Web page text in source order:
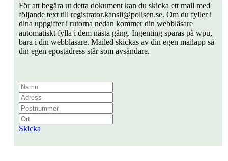
För att begära ut detta dokument kan du skicka ett mail med
följande text till registrator.kansli@polisen.se. Om du fyller i
dina uppgifter i rutorna nedan kommer din webbläsare
automatiskt fylla i dem nästa gång. Ingenting sparas på wpu,
bara i din webbläsare. Mailed skickas av din egen mailapp så
din egen epostadress står som avsändare.
Skicka